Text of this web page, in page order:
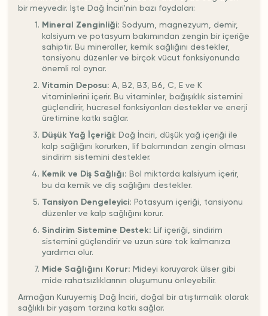
bir meyvedir. İşte Dağ İnciri'nin bazı faydaları:
Mineral Zenginliği: Sodyum, magnezyum, demir,
kalsiyum ve potasyum bakımından zengin bir içeriğe
sahiptir. Bu mineraller, kemik sağlığını destekler,
tansiyonu düzenler ve birçok vücut fonksiyonunda
önemli rol oynar.
Vitamin Deposu: A, B2, B3, B6, C, E ve K
vitaminlerini içerir. Bu vitaminler, bağışıklık sistemini
güçlendirir, hücresel fonksiyonları destekler ve enerji
üretimine katkı sağlar.
Düşük Yağ İçeriği: Dağ İnciri, düşük yağ içeriği ile
kalp sağlığını korurken, lif bakımından zengin olması
sindirim sistemini destekler.
Kemik ve Diş Sağlığı: Bol miktarda kalsiyum içerir,
bu da kemik ve diş sağlığını destekler.
Tansiyon Dengeleyici: Potasyum içeriği, tansiyonu
düzenler ve kalp sağlığını korur.
Sindirim Sistemine Destek: Lif içeriği, sindirim
sistemini güçlendirir ve uzun süre tok kalmanıza
yardımcı olur.
Mide Sağlığını Korur: Mideyi koruyarak ülser gibi
mide rahatsızlıklarının oluşumunu önleyebilir.
Armağan Kuruyemiş Dağ İnciri, doğal bir atıştırmalık olarak
sağlıklı bir yaşam tarzına katkı sağlar.